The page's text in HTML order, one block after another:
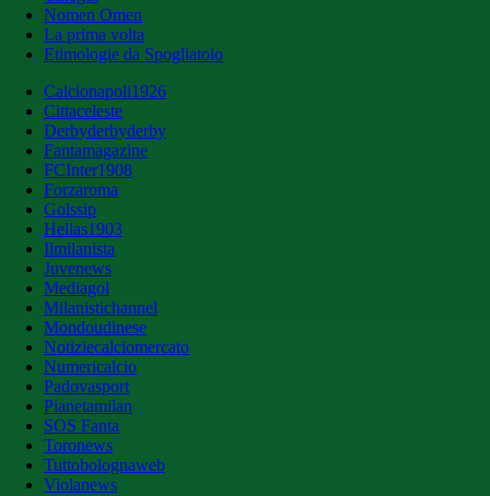
Nomen Omen
La prima volta
Etimologie da Spogliatoio
Calcionapoli1926
Cittaceleste
Derbyderbyderby
Fantamagazine
FCInter1908
Forzaroma
Golssip
Hellas1903
Ilmilanista
Juvenews
Mediagol
Milanistichannel
Mondoudinese
Notiziecalciomercato
Numericalcio
Padovasport
Pianetamilan
SOS Fanta
Toronews
Tuttobolognaweb
Violanews